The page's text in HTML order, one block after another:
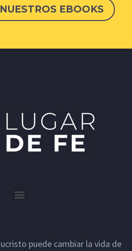
EBOOKS
puede cambiar la vida de